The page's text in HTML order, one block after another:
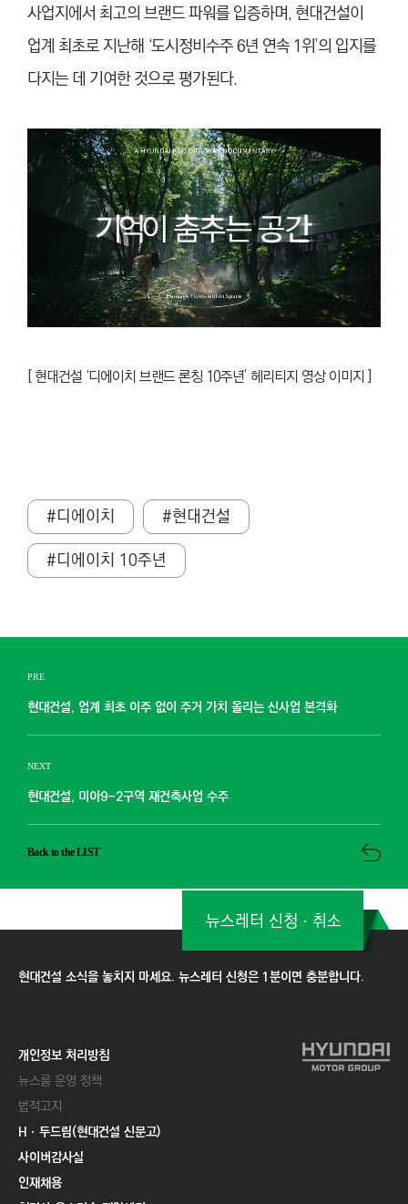
사업지에서 최고의 브랜드 파워를 입증하며, 현대건설이
업계 최초로 지난해 ‘도시정비수주 6년 연속 1위’의 입지를
다지는 데 기여한 것으로 평가된다.
[ 현대건설 ‘디에이치 브랜드 론칭 10주년’ 헤리티지 영상 이미지 ]
#디에이치
#현대건설
#디에이치 10주년
PRE
현대건설, 업계 최초 이주 없이 주거 가치 올리는 신사업 본격화
NEXT
현대건설, 미아9-2구역 재건축사업 수주
Back to the LIST
현대건설 소식을 놓치지 마세요. 뉴스레터 신청은 1분이면 충분합니다.
뉴스레터 신청ㆍ취소
개인정보 처리방침
뉴스룸 운영 정책
법적고지
Hㆍ두드림(현대건설 신문고)
사이버감사실
인재채용